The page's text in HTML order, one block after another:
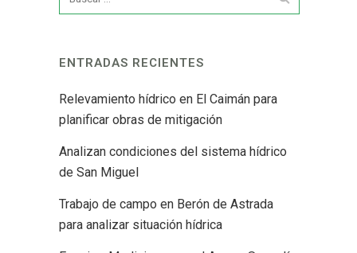
ENTRADAS RECIENTES
Relevamiento hídrico en El Caimán para
planificar obras de mitigación
Analizan condiciones del sistema hídrico
de San Miguel
Trabajo de campo en Berón de Astrada
para analizar situación hídrica